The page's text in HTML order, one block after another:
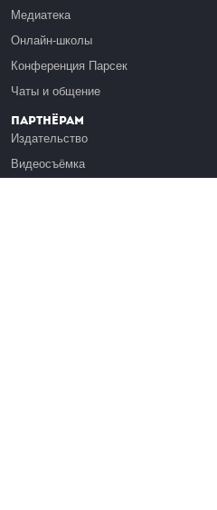
Медиатека
Онлайн-школы
Конференция Парсек
Чаты и общение
Партнёрам
Издательство
Видеосъёмка